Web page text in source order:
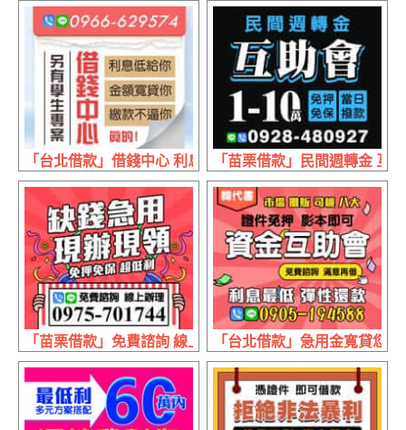
「台北借款」借錢中心 利息低給你 | 金額寬貸你 繳款不逼你
「苗栗借款」民間週轉金 互
「苗栗借款」免費諮詢 線上辦理 | 缺錢急用 現辦現領免押
「台北借款」急用金寬貸您